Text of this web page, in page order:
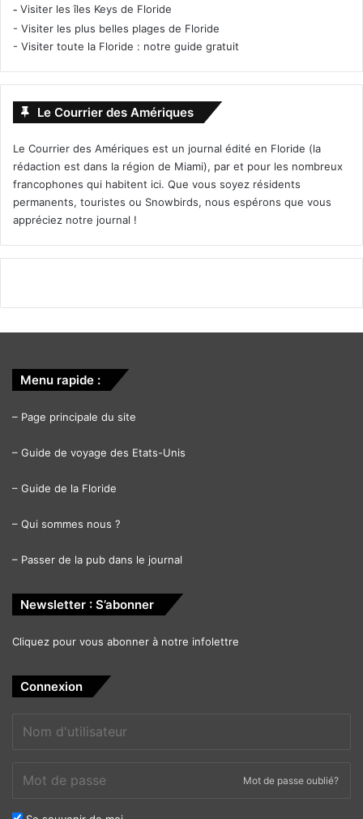
- Visiter les îles Keys de Floride
- Visiter les plus belles plages de Floride
- Visiter toute la Floride : notre guide gratuit
Le Courrier des Amériques
Le Courrier des Amériques est un journal édité en Floride (la
rédaction est dans la région de Miami), par et pour les nombreux
francophones qui habitent ici. Que vous soyez résidents
permanents, touristes ou Snowbirds, nous espérons que vous
appréciez notre journal !
Menu rapide :
– Page principale du site
– Guide de voyage des Etats-Unis
– Guide de la Floride
– Qui sommes nous ?
– Passer de la pub dans le journal
Newsletter : S’abonner
Cliquez pour vous abonner à notre infolettre
Connexion
Mot de passe oublié?